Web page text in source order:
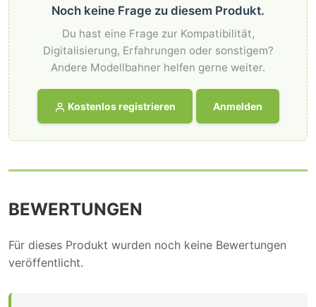
Noch keine Frage zu diesem Produkt.
Du hast eine Frage zur Kompatibilität,
Digitalisierung, Erfahrungen oder sonstigem?
Andere Modellbahner helfen gerne weiter.
Kostenlos registrieren Anmelden
BEWERTUNGEN
Für dieses Produkt wurden noch keine Bewertungen
veröffentlicht.